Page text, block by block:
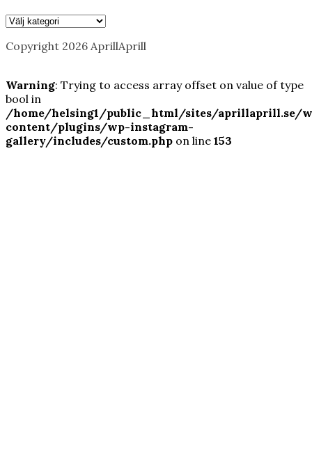
Kategorier
Copyright 2026 AprillAprill
Warning: Trying to access array offset on value of type
bool in
/home/helsing1/public_html/sites/aprillaprill.se/
content/plugins/wp-instagram-
gallery/includes/custom.php on line 153